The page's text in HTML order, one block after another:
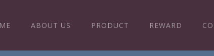
ABOUT US PRODUCT REWARD